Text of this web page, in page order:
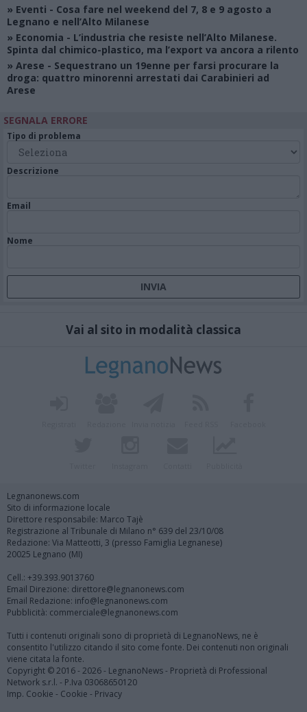
» Eventi - Cosa fare nel weekend del 7, 8 e 9 agosto a
Legnano e nell’Alto Milanese
» Economia - L’industria che resiste nell’Alto Milanese.
Spinta dal chimico-plastico, ma l’export va ancora a rilento
» Arese - Sequestrano un 19enne per farsi procurare la
droga: quattro minorenni arrestati dai Carabinieri ad
Arese
SEGNALA ERRORE
Tipo di problema
Descrizione
Email
Nome
Vai al sito in modalità classica
Legnanonews.com
Sito di informazione locale
Direttore responsabile: Marco Tajè
Registrazione al Tribunale di Milano n° 639 del 23/10/08
Redazione: Via Matteotti, 3 (presso Famiglia Legnanese)
20025 Legnano (MI)
Cell.: +39.393.9013760
Email Direzione: direttore@legnanonews.com
Email Redazione: info@legnanonews.com
Pubblicità: commerciale@legnanonews.com
Tutti i contenuti originali sono di proprietà di LegnanoNews, ne è
consentito l'utilizzo citando il sito come fonte. Dei contenuti non originali
viene citata la fonte.
Copyright © 2016 - 2026 - LegnanoNews - Proprietà di Professional
Network s.r.l. - P.Iva 03068650120
Imp. Cookie - Cookie - Privacy